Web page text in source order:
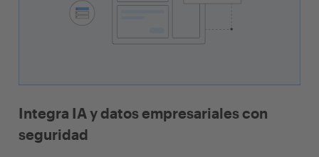
Integra IA y datos empresariales con
seguridad